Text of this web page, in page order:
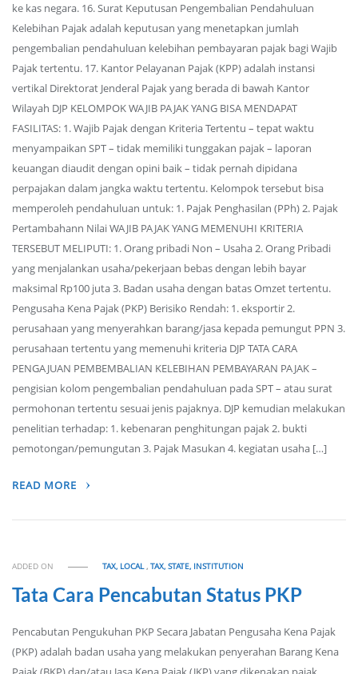
ke kas negara. 16. Surat Keputusan Pengembalian Pendahuluan
Kelebihan Pajak adalah keputusan yang menetapkan jumlah
pengembalian pendahuluan kelebihan pembayaran pajak bagi Wajib
Pajak tertentu. 17. Kantor Pelayanan Pajak (KPP) adalah instansi
vertikal Direktorat Jenderal Pajak yang berada di bawah Kantor
Wilayah DJP KELOMPOK WAJIB PAJAK YANG BISA MENDAPAT
FASILITAS: 1. Wajib Pajak dengan Kriteria Tertentu – tepat waktu
menyampaikan SPT – tidak memiliki tunggakan pajak – laporan
keuangan diaudit dengan opini baik – tidak pernah dipidana
perpajakan dalam jangka waktu tertentu. Kelompok tersebut bisa
memperoleh pendahuluan untuk: 1. Pajak Penghasilan (PPh) 2. Pajak
Pertambahann Nilai WAJIB PAJAK YANG MEMENUHI KRITERIA
TERSEBUT MELIPUTI: 1. Orang pribadi Non – Usaha 2. Orang Pribadi
yang menjalankan usaha/pekerjaan bebas dengan lebih bayar
maksimal Rp100 juta 3. Badan usaha dengan batas Omzet tertentu.
Pengusaha Kena Pajak (PKP) Berisiko Rendah: 1. eksportir 2.
perusahaan yang menyerahkan barang/jasa kepada pemungut PPN 3.
perusahaan tertentu yang memenuhi kriteria DJP TATA CARA
PENGAJUAN PEMBEMBALIAN KELEBIHAN PEMBAYARAN PAJAK –
pengisian kolom pengembalian pendahuluan pada SPT – atau surat
permohonan tertentu sesuai jenis pajaknya. DJP kemudian melakukan
penelitian terhadap: 1. kebenaran penghitungan pajak 2. bukti
pemotongan/pemungutan 3. Pajak Masukan 4. kegiatan usaha […]
READ MORE
ADDED ON TAX, LOCAL,TAX, STATE, INSTITUTION
Tata Cara Pencabutan Status PKP
Pencabutan Pengukuhan PKP Secara Jabatan Pengusaha Kena Pajak
(PKP) adalah badan usaha yang melakukan penyerahan Barang Kena